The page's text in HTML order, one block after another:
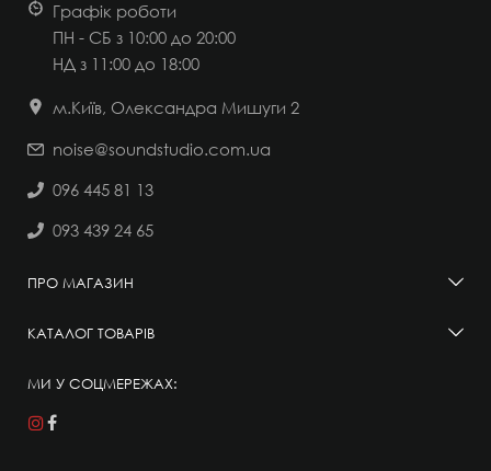
Графік роботи
ПН - СБ з 10:00 до 20:00
НД з 11:00 до 18:00
м.Київ, Олександра Мишуги 2
noise@soundstudio.com.ua
096 445 81 13
093 439 24 65
ПРО МАГАЗИН
КАТАЛОГ ТОВАРІВ
МИ У СОЦМЕРЕЖАХ: